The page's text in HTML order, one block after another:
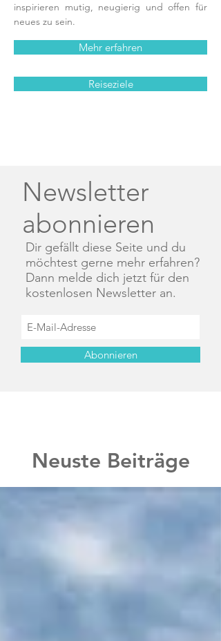
inspirieren mutig, neugierig und offen für
neues zu sein.
Mehr erfahren
Reiseziele
Newsletter
abonnieren
Dir gefällt diese Seite und du
möchtest gerne mehr erfahren?
Dann melde dich jetzt für den
kostenlosen Newsletter an.
Abonnieren
Neuste Beiträge